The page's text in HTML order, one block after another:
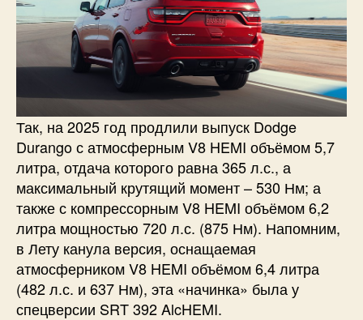
Так, на 2025 год продлили выпуск Dodge
Durango с атмосферным V8 HEMI объёмом 5,7
литра, отдача которого равна 365 л.с., а
максимальный крутящий момент – 530 Нм; а
также с компрессорным V8 HEMI объёмом 6,2
литра мощностью 720 л.с. (875 Нм). Напомним,
в Лету канула версия, оснащаемая
атмосферником V8 HEMI объёмом 6,4 литра
(482 л.с. и 637 Нм), эта «начинка» была у
спецверсии SRT 392 AlcHEMI.